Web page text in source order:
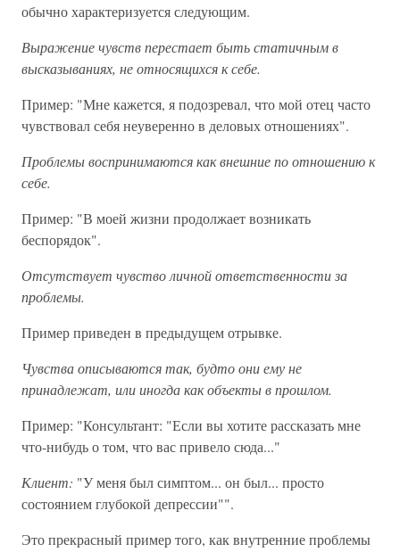
обычно характеризуется следующим.
Выражение чувств перестает быть статичным в
высказываниях, не относящихся к себе.
Пример: "Мне кажется, я подозревал, что мой отец часто
чувствовал себя неуверенно в деловых отношениях".
Проблемы воспринимаются как внешние по отношению к
себе.
Пример: "В моей жизни продолжает возникать
беспорядок".
Отсутствует чувство личной ответственности за
проблемы.
Пример приведен в предыдущем отрывке.
Чувства описываются так, будто они ему не
принадлежат, или иногда как объекты в прошлом.
Пример: "Консультант: "Если вы хотите рассказать мне
что-нибудь о том, что вас привело сюда..."
Клиент: "У меня был симптом... он был... просто
состоянием глубокой депрессии"".
Это прекрасный пример того, как внутренние проблемы